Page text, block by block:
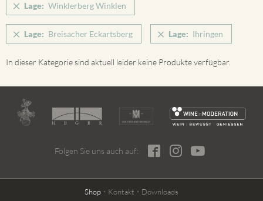
Lage: Winklerberg Winklen
Lage: Breisacher Eckartsberg Lage: Ihringen
In dieser Kategorie sind aktuell leider keine Produkte verfügbar.
Folgen Sie uns auch auf:
Shop Kontakt Downloads